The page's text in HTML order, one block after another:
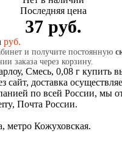
Последняя цена
37 руб.
руб.
и получите постоянную
заказа через корзину.
Смесь, 0,08 г купить
сайт, доставка
по всей России, мы
Почта России.
метро Кожуховская.